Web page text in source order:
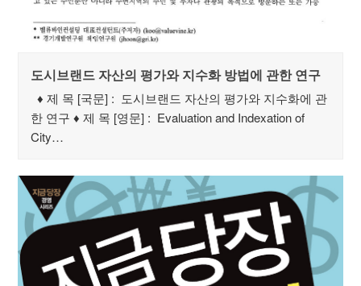
도시브랜드 자산의 평가와 지수화 방법에 관한 연구
♦ 제 목 [국문] : 도시브랜드 자산의 평가와 지수화에 관
한 연구 ♦ 제 목 [영문] : Evaluation and Indexation of
City…